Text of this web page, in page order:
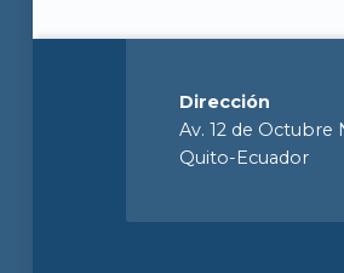
Dirección
Av. 12 de Octubre
Quito-Ecuador